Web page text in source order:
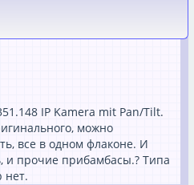
IP Kamera mit Pan/Tilt.
можно
все в одном флаконе. И
и прочие прибамбасы.? Типа
нет.